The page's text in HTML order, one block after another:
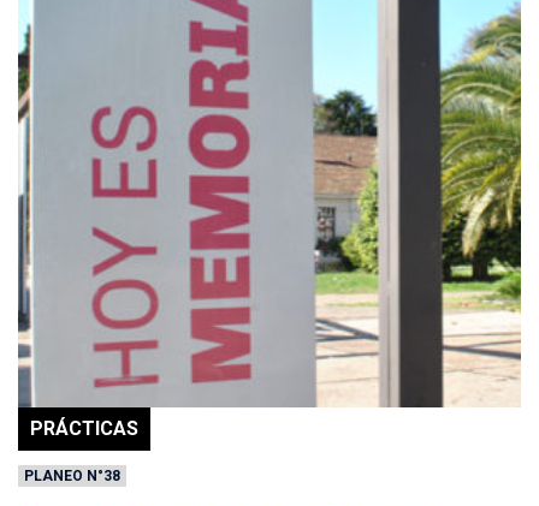
PRÁCTICAS
PLANEO N°38